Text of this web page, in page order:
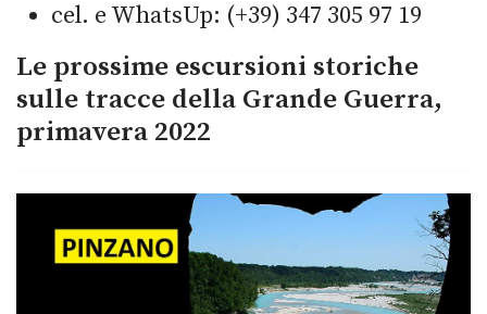
cel. e WhatsUp: (+39) 347 305 97 19
Le prossime escursioni storiche
sulle tracce della Grande Guerra,
primavera 2022